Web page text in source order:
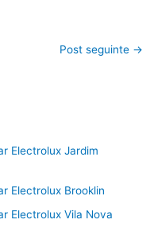
Post seguinte →
Electrolux Jardim
Electrolux Brooklin
Electrolux Vila Nova